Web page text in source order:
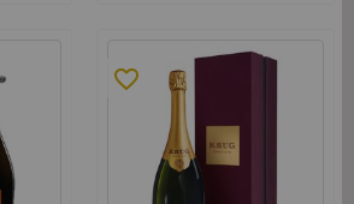
favorite_border